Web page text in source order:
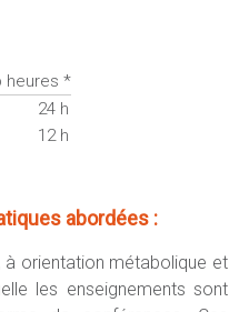
- Département composante)
heures *
24 h
12 h
abordées :
à orientation métabolique et
les enseignements sont